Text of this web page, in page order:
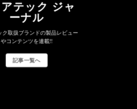
テック ジャ
ーナル
ク取扱ブランドの製品レビュー
やコンテンツを連載!!
記事一覧へ